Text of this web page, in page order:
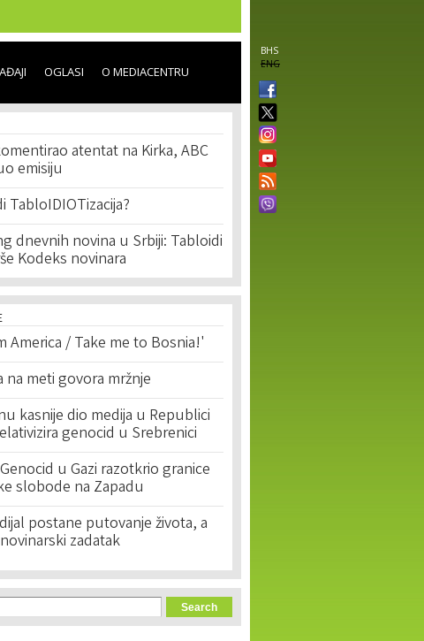
BHS
ENG
OGLASI O MEDIACENTRU
atentat na Kirka, ABC
emisiju
TabloIDIOTizacija?
dnevnih novina u Srbiji: Tabloidi
Kodeks novinara
America / Take me to Bosnia!'
na meti govora mržnje
kasnije dio medija u Republici
genocid u Srebrenici
u Gazi razotkrio granice
slobode na Zapadu
postane putovanje života, a
zadatak
form